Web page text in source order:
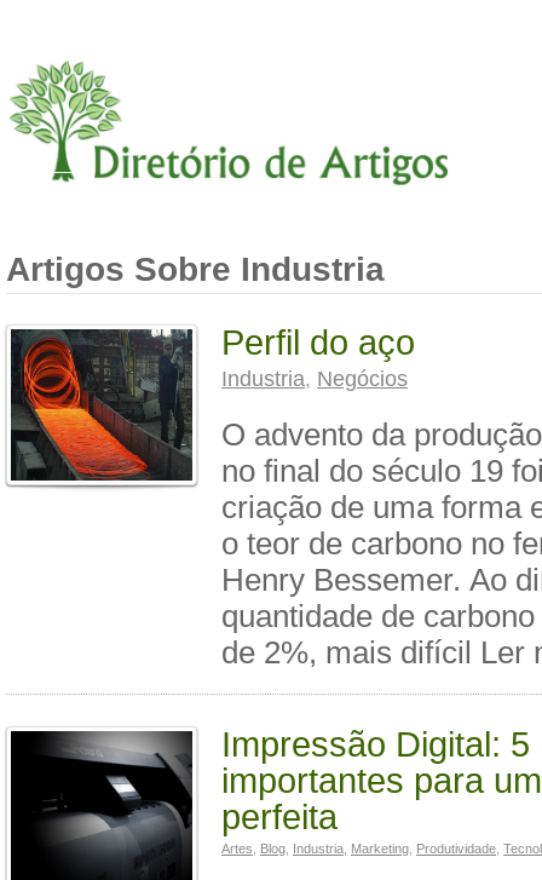
Artigos Sobre Industria
Perfil do aço
Industria, Negócios
O advento da
no final do século 19
criação de uma forma
o teor de carbono no
Henry Bessemer. Ao
quantidade de
de 2%, mais difícil Ler
Impressão Digital: 5
importantes para
perfeita
Artes Blog Industria Marketing Produtividade